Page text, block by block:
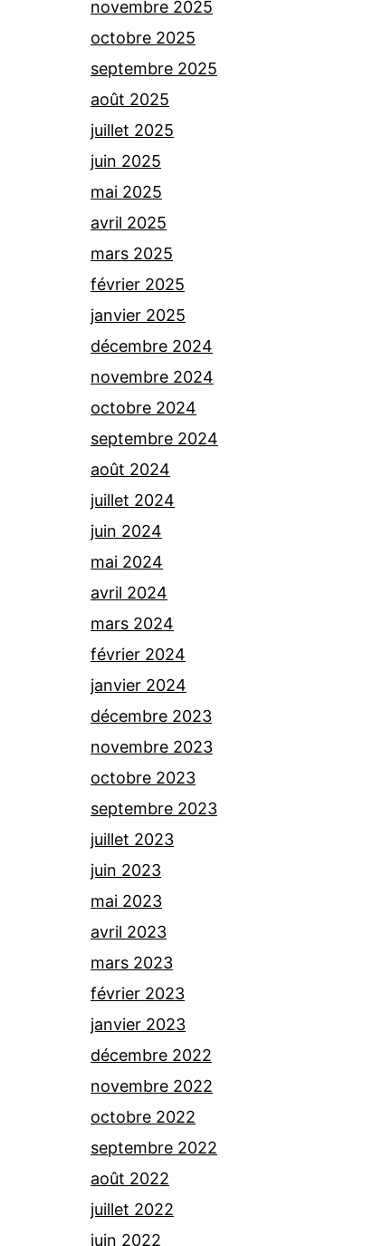
novembre 2025
octobre 2025
septembre 2025
août 2025
juillet 2025
juin 2025
mai 2025
avril 2025
mars 2025
février 2025
janvier 2025
décembre 2024
novembre 2024
octobre 2024
septembre 2024
août 2024
juillet 2024
juin 2024
mai 2024
avril 2024
mars 2024
février 2024
janvier 2024
décembre 2023
novembre 2023
octobre 2023
septembre 2023
juillet 2023
juin 2023
mai 2023
avril 2023
mars 2023
février 2023
janvier 2023
décembre 2022
novembre 2022
octobre 2022
septembre 2022
août 2022
juillet 2022
juin 2022